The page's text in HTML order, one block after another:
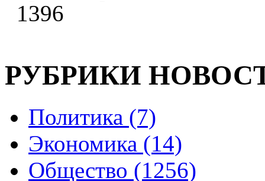
1396
РУБРИКИ
Политика (7)
Экономика (14)
Общество (1256)